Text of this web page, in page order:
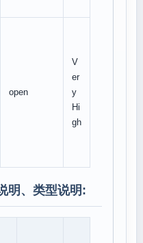
open
V
er
y
Hi
gh
明、类型说明: